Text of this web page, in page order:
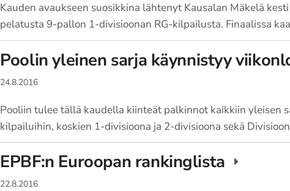
Kauden avaukseen suosikkina lähtenyt Kausalan Mäkelä
pelatusta 9-pallon 1-divisioonan RG-kilpailusta. Finaalissa
Poolin yleinen sarja käynnistyy
24.8.2016
Pooliin tulee tällä kaudella kiinteät palkinnot kaikkiin yleisen
kilpailuihin, koskien 1-divisioona ja 2-divisioona sekä
EPBF:n Euroopan rankinglista
22.8.2016